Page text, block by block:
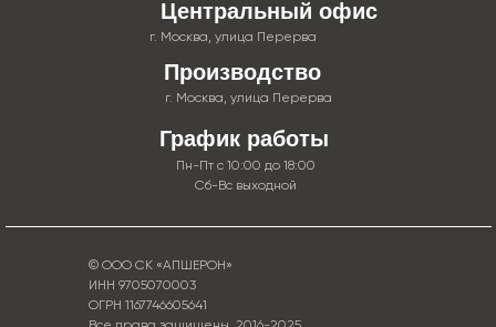
© ООО СК «АПШЕРОН»
ИНН 9705070003
ОГРН 1167746605641
Центральный офис
г. Москва, улица Перерва
График работы
Пн-Пт с 10:00 до 18:00
Сб-Вс выходной
Производство
г. Москва, улица Перерва